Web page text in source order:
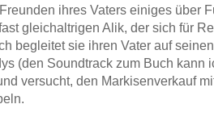
ihres Vaters einiges über
gleichaltrigen Alik, der sich für
begleitet sie ihren Vater auf
(den Soundtrack zum Buch kann
versucht, den Markisenverkauf